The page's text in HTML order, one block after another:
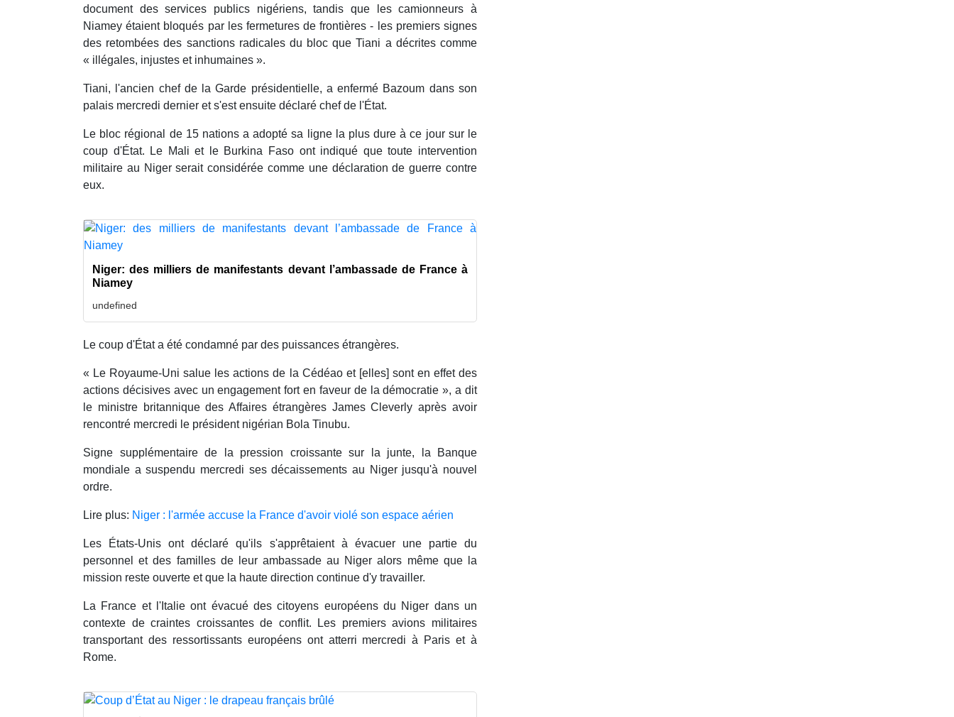
document des services publics nigériens, tandis que les camionneurs à
Niamey étaient bloqués par les fermetures de frontières - les premiers signes
des retombées des sanctions radicales du bloc que Tiani a décrites comme
« illégales, injustes et inhumaines ».
Tiani, l'ancien chef de la Garde présidentielle, a enfermé Bazoum dans son
palais mercredi dernier et s'est ensuite déclaré chef de l'État.
Le bloc régional de 15 nations a adopté sa ligne la plus dure à ce jour sur le
coup d'État. Le Mali et le Burkina Faso ont indiqué que toute intervention
militaire au Niger serait considérée comme une déclaration de guerre contre
eux.
Niger: des milliers de manifestants devant l’ambassade de France à
Niamey
undefined
Le coup d'État a été condamné par des puissances étrangères.
« Le Royaume-Uni salue les actions de la Cédéao et [elles] sont en effet des
actions décisives avec un engagement fort en faveur de la démocratie », a dit
le ministre britannique des Affaires étrangères James Cleverly après avoir
rencontré mercredi le président nigérian Bola Tinubu.
Signe supplémentaire de la pression croissante sur la junte, la Banque
mondiale a suspendu mercredi ses décaissements au Niger jusqu'à nouvel
ordre.
Lire plus: Niger : l'armée accuse la France d'avoir violé son espace aérien
Les États-Unis ont déclaré qu'ils s'apprêtaient à évacuer une partie du
personnel et des familles de leur ambassade au Niger alors même que la
mission reste ouverte et que la haute direction continue d'y travailler.
La France et l'Italie ont évacué des citoyens européens du Niger dans un
contexte de craintes croissantes de conflit. Les premiers avions militaires
transportant des ressortissants européens ont atterri mercredi à Paris et à
Rome.